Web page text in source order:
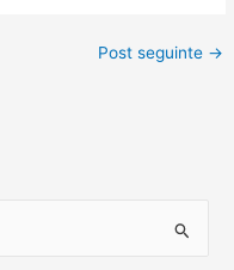
Post seguinte →